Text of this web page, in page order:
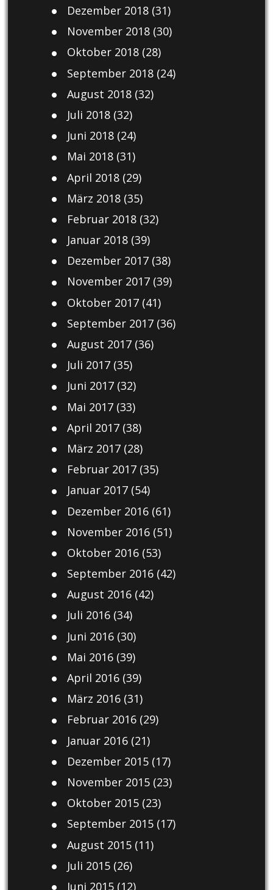
Dezember 2018(31)
November 2018(30)
Oktober 2018(28)
September 2018(24)
August 2018(32)
Juli 2018(32)
Juni 2018(24)
Mai 2018(31)
April 2018(29)
März 2018(35)
Februar 2018(32)
Januar 2018(39)
Dezember 2017(38)
November 2017(39)
Oktober 2017(41)
September 2017(36)
August 2017(36)
Juli 2017(35)
Juni 2017(32)
Mai 2017(33)
April 2017(38)
März 2017(28)
Februar 2017(35)
Januar 2017(54)
Dezember 2016(61)
November 2016(51)
Oktober 2016(53)
September 2016(42)
August 2016(42)
Juli 2016(34)
Juni 2016(30)
Mai 2016(39)
April 2016(39)
März 2016(31)
Februar 2016(29)
Januar 2016(21)
Dezember 2015(17)
November 2015(23)
Oktober 2015(23)
September 2015(17)
August 2015(11)
Juli 2015(26)
Juni 2015(12)